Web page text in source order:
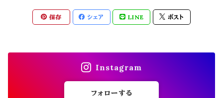
FUN for modem design (ojisan)
molle shoes(モールシューズ)
MON PETIT ART(モン プティ アール)
保存 シェア LINE ポスト
Instagram
フォローする